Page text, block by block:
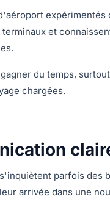
expérimentés
et
du temps,
chargées.
parfois des
arrivée dans une